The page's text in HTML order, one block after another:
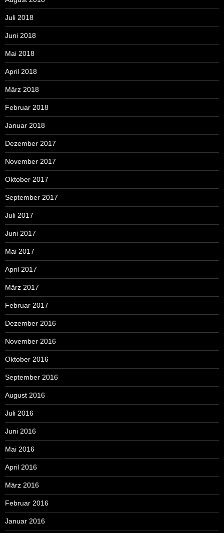
Juli 2018
Juni 2018
Mai 2018
April 2018
März 2018
Februar 2018
Januar 2018
Dezember 2017
November 2017
Oktober 2017
September 2017
Juli 2017
Juni 2017
Mai 2017
April 2017
März 2017
Februar 2017
Dezember 2016
November 2016
Oktober 2016
September 2016
August 2016
Juli 2016
Juni 2016
Mai 2016
April 2016
März 2016
Februar 2016
Januar 2016